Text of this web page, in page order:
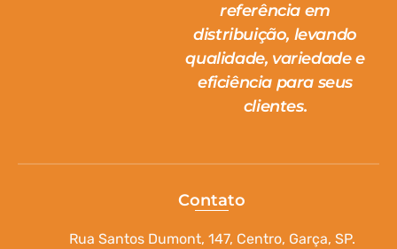
referência em
distribuição, levando
qualidade, variedade e
eficiência para seus
clientes.
Contato
Rua Santos Dumont, 147, Centro, Garça, SP.